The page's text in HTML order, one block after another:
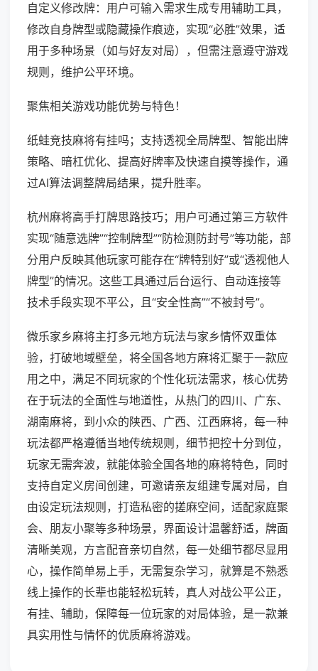
自定义修改牌：用户可输入需求生成专用辅助工具，
修改自身牌型或隐藏操作痕迹，实现“必胜”效果，适
用于多种场景（如与好友对局），但需注意遵守游戏
规则，维护公平环境。
聚焦相关游戏功能优势与特色！
纸蛙竞技麻将有挂吗；支持透视全局牌型、智能出牌
策略、暗杠优化、提高好牌率及快速自摸等操作，通
过AI算法调整牌局结果，提升胜率。
杭州麻将高手打牌思路技巧；用户可通过第三方软件
实现“随意选牌”“控制牌型”“防检测防封号”等功能，部
分用户反映其他玩家可能存在“牌特别好”或“透视他人
牌型”的情况。这些工具通过后台运行、自动连接等
技术手段实现不平公，且“安全性高”“不被封号”。
微乐家乡麻将主打多元地方玩法与家乡情怀双重体
验，打破地域壁垒，将全国各地方麻将汇聚于一款应
用之中，满足不同玩家的个性化玩法需求，核心优势
在于玩法的全面性与地道性，从热门的四川、广东、
湖南麻将，到小众的陕西、广西、江西麻将，每一种
玩法都严格遵循当地传统规则，细节把控十分到位，
玩家无需奔波，就能体验全国各地的麻将特色，同时
支持自定义房间创建，可邀请亲友组建专属对局，自
由设定玩法规则，打造私密的搓麻空间，适配家庭聚
会、朋友小聚等多种场景，界面设计温馨舒适，牌面
清晰美观，方言配音亲切自然，每一处细节都尽显用
心，操作简单易上手，无需复杂学习，就算是不熟悉
线上操作的长辈也能轻松玩转，真人对战公平公正，
有挂、辅助，保障每一位玩家的对局体验，是一款兼
具实用性与情怀的优质麻将游戏。